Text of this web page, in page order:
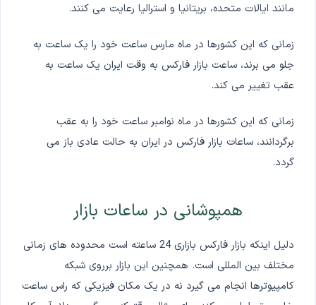
مانند ایالات متحده، بریتانیا و استرالیا رعایت می کنند.
زمانی که این کشورها در ماه مارس ساعت خود را یک ساعت به
جلو می برند، ساعت بازار فارکس به وقت ایران یک ساعت به
عقب تغییر می کند.
زمانی که این کشورها در ماه نوامبر ساعت خود را به عقب
برگردانند، ساعات بازار فارکس در ایران به حالت عادی باز می
گردد.
همپوشانی در ساعات بازار
دلیل اینکه بازار فارکس بازاری 24 ساعته است محدوده های زمانی
مختلف بین المللی است. همچنین این بازار برروی شبکه
کامپیوترها انجام می گیرد نه در یک مکان فیزیکی که راس ساعت